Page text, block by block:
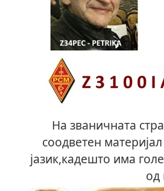
На званичната
соодветен
јазик,кадешто има
од